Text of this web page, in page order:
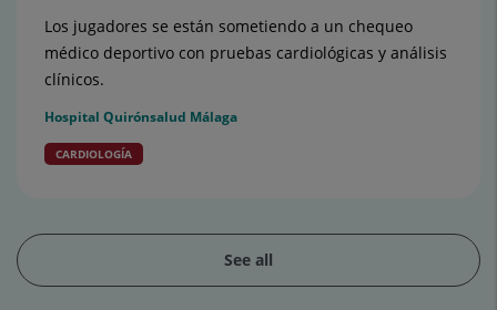
Los jugadores se están sometiendo a un chequeo
médico deportivo con pruebas cardiológicas y análisis
clínicos.
Hospital Quirónsalud Málaga
CARDIOLOGÍA
See all